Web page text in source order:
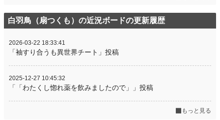
白羽鳥（扇つくも）の近況ボードの更新履歴
2026-03-22 18:33:41
「袖すり合うも異世界チート」投稿
2025-12-27 10:45:32
「「わたくし惚れ薬を飲みましたので」」投稿
もっと見る